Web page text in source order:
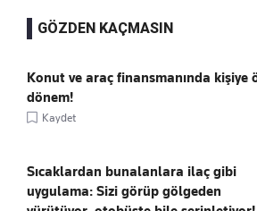
GÖZDEN KAÇMASIN
Konut ve araç finansmanında kişiye
dönem!
Kaydet
Sıcaklardan bunalanlara ilaç gibi
uygulama: Sizi görüp gölgeden